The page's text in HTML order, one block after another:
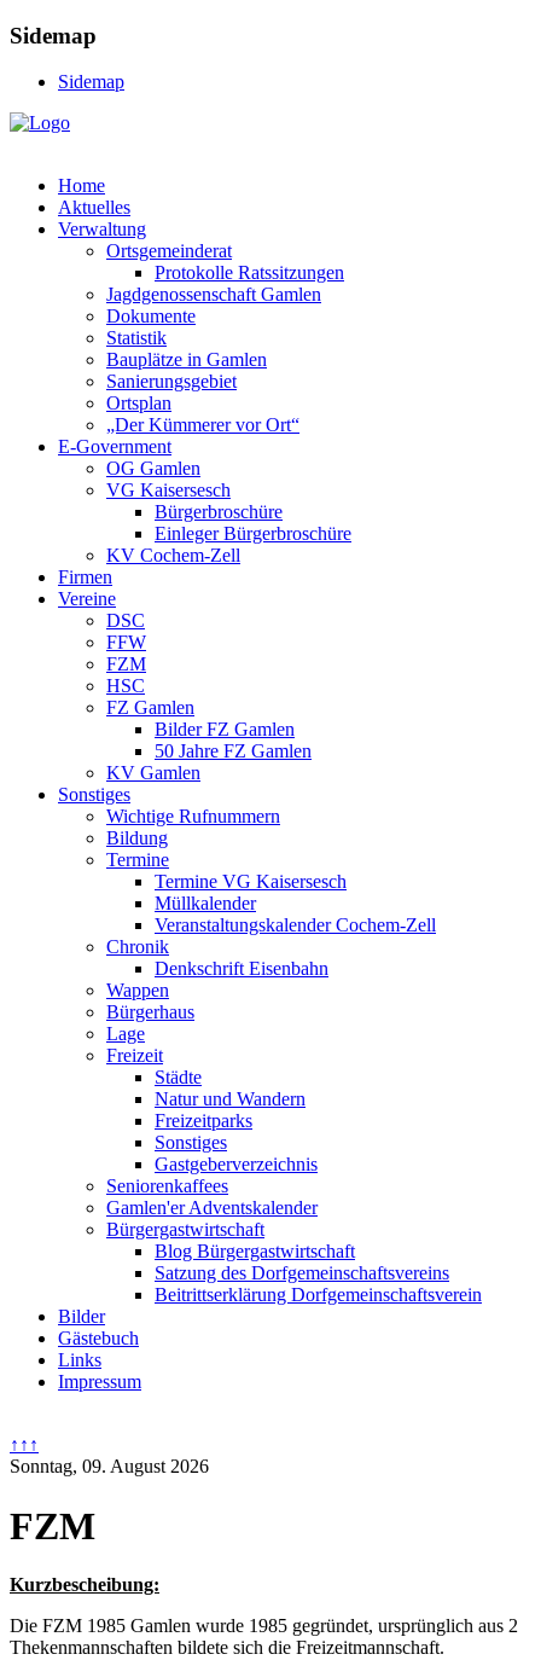
Sidemap
Sidemap
Home
Aktuelles
Verwaltung
Ortsgemeinderat
Protokolle Ratssitzungen
Jagdgenossenschaft Gamlen
Dokumente
Statistik
Bauplätze in Gamlen
Sanierungsgebiet
Ortsplan
„Der Kümmerer vor Ort“
E-Government
OG Gamlen
VG Kaisersesch
Bürgerbroschüre
Einleger Bürgerbroschüre
KV Cochem-Zell
Firmen
Vereine
DSC
FFW
FZM
HSC
FZ Gamlen
Bilder FZ Gamlen
50 Jahre FZ Gamlen
KV Gamlen
Sonstiges
Wichtige Rufnummern
Bildung
Termine
Termine VG Kaisersesch
Müllkalender
Veranstaltungskalender Cochem-Zell
Chronik
Denkschrift Eisenbahn
Wappen
Bürgerhaus
Lage
Freizeit
Städte
Natur und Wandern
Freizeitparks
Sonstiges
Gastgeberverzeichnis
Seniorenkaffees
Gamlen'er Adventskalender
Bürgergastwirtschaft
Blog Bürgergastwirtschaft
Satzung des Dorfgemeinschaftsvereins
Beitrittserklärung Dorfgemeinschaftsverein
Bilder
Gästebuch
Links
Impressum
↑↑↑
Sonntag, 09. August 2026
FZM
Kurzbescheibung:
Die FZM 1985 Gamlen wurde 1985 gegründet, ursprünglich aus 2
Thekenmannschaften bildete sich die Freizeitmannschaft.